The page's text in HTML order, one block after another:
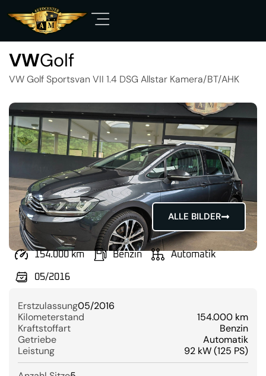
VWGolf
VW Golf Sportsvan VII 1.4 DSG Allstar Kamera/BT/AHK
ALLE BILDER
154.000 km Benzin Automatik
05/2016
Erstzulassung05/2016
Kilometerstand
154.000 km
Kraftstoffart
Benzin
Getriebe
Automatik
Leistung
92 kW (125 PS)